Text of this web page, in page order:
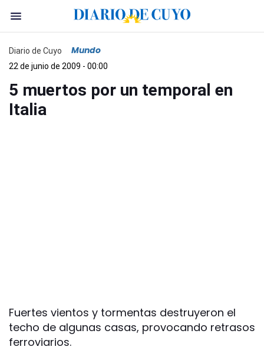
Diario de Cuyo Mundo
22 de junio de 2009 - 00:00
5 muertos por un temporal en
Italia
Fuertes vientos y tormentas destruyeron el
techo de algunas casas, provocando retrasos
ferroviarios.